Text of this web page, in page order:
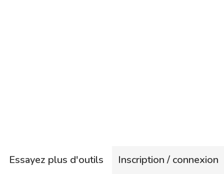
Essayez plus d'outils Inscription / connexion